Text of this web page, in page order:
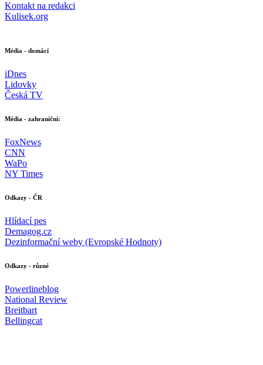
Kontakt na redakci
Kulisek.org
Média - domácí
iDnes
Lidovky
Česká TV
Média - zahraniční:
FoxNews
CNN
WaPo
NY Times
Odkazy - ČR
Hlídací pes
Demagog.cz
Dezinformační weby (Evropské Hodnoty)
Odkazy - různé
Powerlineblog
National Review
Breitbart
Bellingcat